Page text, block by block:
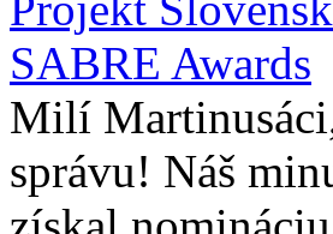
SABRE Awards
Milí
správu! Náš